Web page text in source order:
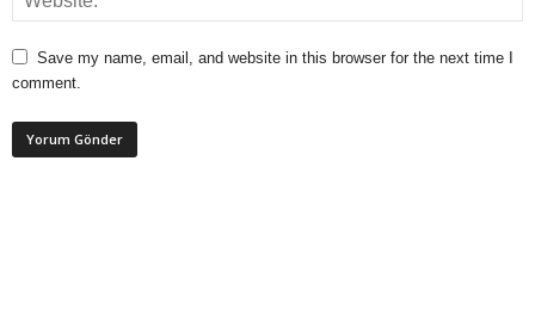
Save my name, email, and website in this browser for the next time I
comment.